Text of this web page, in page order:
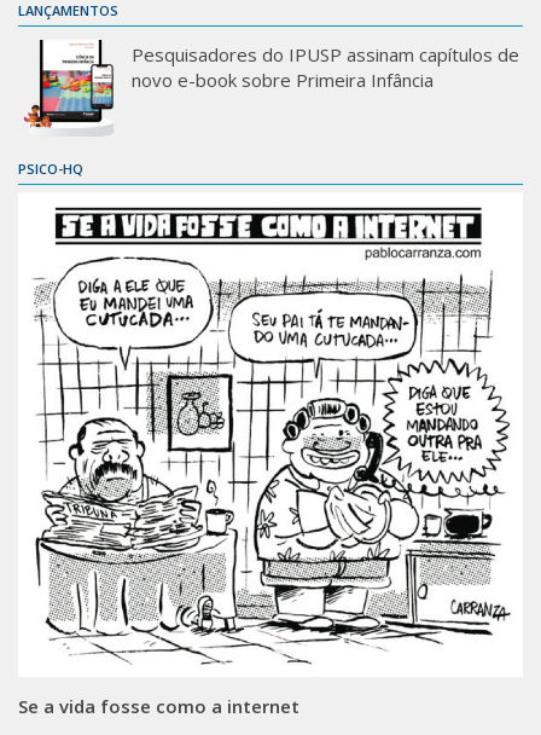
LANÇAMENTOS
Pesquisadores do IPUSP assinam capítulos de
novo e-book sobre Primeira Infância
PSICO-HQ
Se a vida fosse como a internet